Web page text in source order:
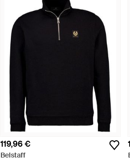
119,96 €
Belstaff